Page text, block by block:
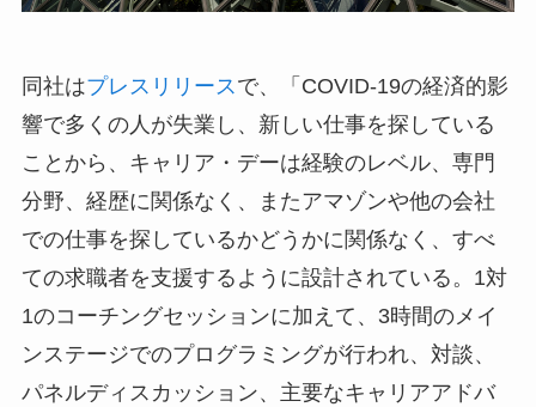
同社はプレスリリースで、「COVID-19の経済的影
響で多くの人が失業し、新しい仕事を探している
ことから、キャリア・デーは経験のレベル、専門
分野、経歴に関係なく、またアマゾンや他の会社
での仕事を探しているかどうかに関係なく、すべ
ての求職者を支援するように設計されている。1対
1のコーチングセッションに加えて、3時間のメイ
ンステージでのプログラミングが行われ、対談、
パネルディスカッション、主要なキャリアアドバ